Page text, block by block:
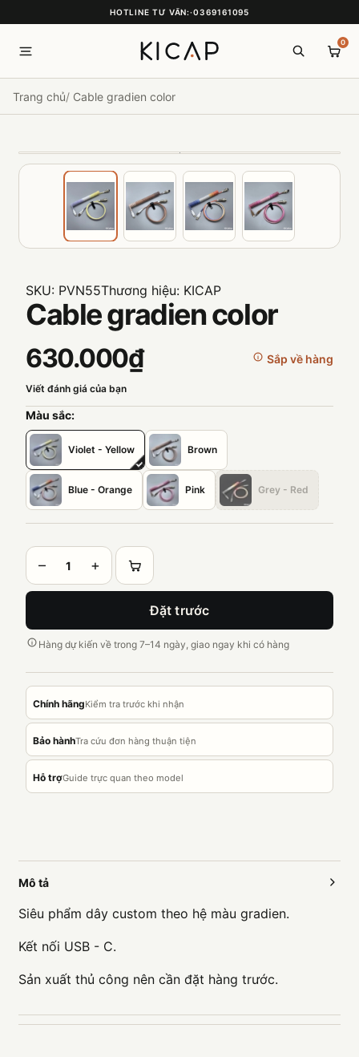
HOTLINE TƯ VẤN:·0369161095
0
Trang chủ Cable gradien color
Cable gradien color
SKU: PVN55Thương hiệu: KICAP
630.000₫ Sắp về hàng
Viết đánh giá của bạn
Màu sắc:
Violet - Yellow Brown
Blue - Orange Pink Grey - Red
– +
Đặt trước
Hàng dự kiến về trong 7–14 ngày, giao ngay khi có hàng
Chính hãngKiểm tra trước khi nhận
Bảo hànhTra cứu đơn hàng thuận tiện
Hỗ trợGuide trực quan theo model
Mô tả
Siêu phẩm dây custom theo hệ màu gradien.
Kết nối USB - C.
Sản xuất thủ công nên cần đặt hàng trước.